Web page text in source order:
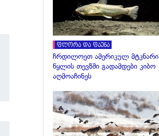
ფლორა და ფაუნა
ჩრდილოეთ ამერიკულ მტკნარი
წყლის თევზში გადამდები კიბო
აღმოაჩინეს